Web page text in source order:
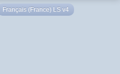
Français (France) LS v4